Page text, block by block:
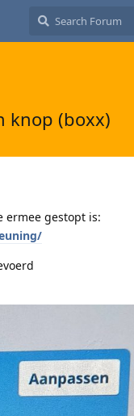
knop (boxx)
ermee gestopt is: